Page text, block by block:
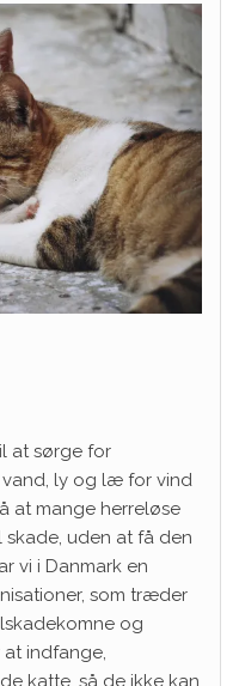
at sørge for
ly og læ for vind
at mange herreløse
uden at få den
vi i Danmark en
som træder
og
indfange,
katte, så de ikke kan